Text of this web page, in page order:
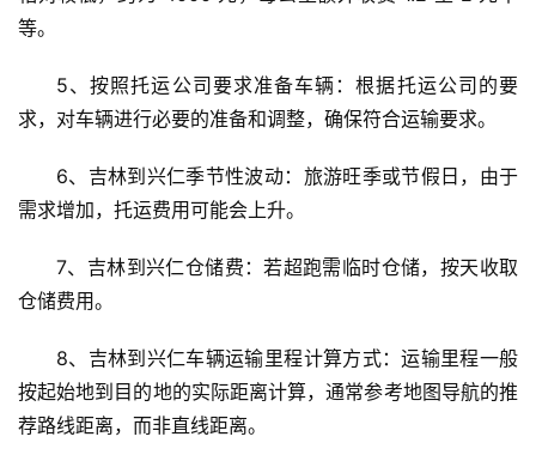
等。
5、按照托运公司要求准备车辆：根据托运公司的要
求，对车辆进行必要的准备和调整，确保符合运输要求。
6、吉林到兴仁季节性波动：旅游旺季或节假日，由于
需求增加，托运费用可能会上升。
7、吉林到兴仁仓储费：若超跑需临时仓储，按天收取
仓储费用。
8、吉林到兴仁车辆运输里程计算方式：运输里程一般
按起始地到目的地的实际距离计算，通常参考地图导航的推
荐路线距离，而非直线距离。